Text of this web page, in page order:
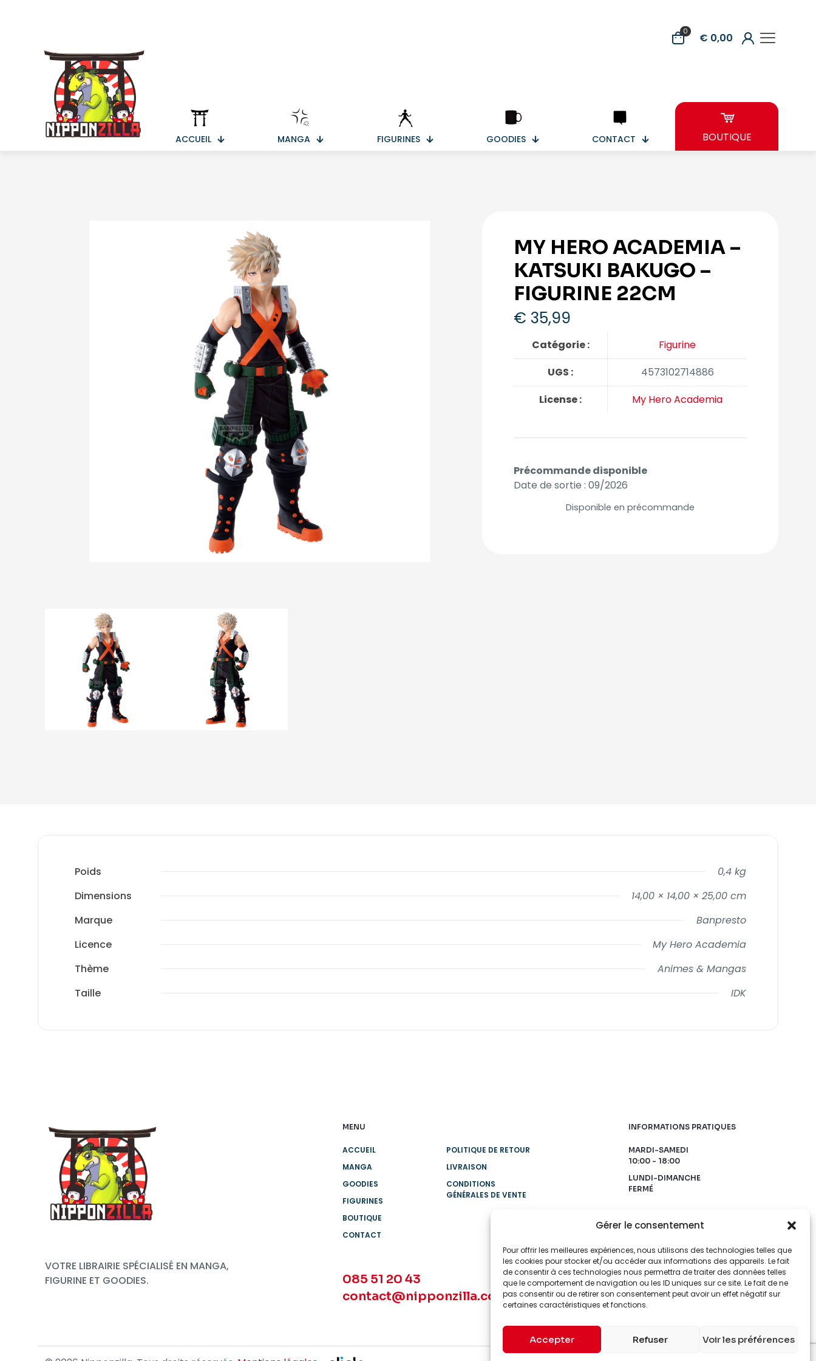
Gérer le consentement
Pour offrir les meilleures expériences, nous utilisons des technologies telles que
les cookies pour stocker et/ou accéder aux informations des appareils. Le fait
de consentir à ces technologies nous permettra de traiter des données telles
que le comportement de navigation ou les ID uniques sur ce site. Le fait de ne
pas consentir ou de retirer son consentement peut avoir un effet négatif sur
certaines caractéristiques et fonctions.
Accepter Refuser Voir les préférences
0 € 0,00
ACCUEIL MANGA FIGURINES GOODIES CONTACT BOUTIQUE
MY HERO ACADEMIA –
KATSUKI BAKUGO –
FIGURINE 22CM
€ 35,99
Catégorie :
Figurine
UGS :
4573102714886
License :
My Hero Academia
Précommande disponible
Date de sortie : 09/2026
Disponible en précommande
Poids
0,4 kg
Dimensions
14,00 × 14,00 × 25,00 cm
Marque
Banpresto
Licence
My Hero Academia
Thème
Animes & Mangas
Taille
IDK
VOTRE LIBRAIRIE SPÉCIALISÉ EN MANGA,
FIGURINE ET GOODIES.
MENU
ACCUEIL
MANGA
GOODIES
FIGURINES
BOUTIQUE
CONTACT
POLITIQUE DE RETOUR
LIVRAISON
CONDITIONS
GÉNÉRALES DE VENTE
085 51 20 43
contact@nipponzilla.com
INFORMATIONS PRATIQUES
MARDI-SAMEDI
10:00 - 18:00
LUNDI-DIMANCHE
FERMÉ